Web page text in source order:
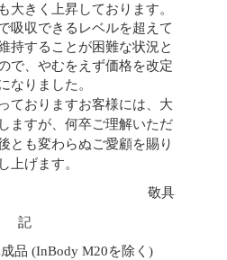
大きく上昇しております。
吸収できるレベルを超えて
持することが困難な状況と
で、やむをえず価格を改定
なりました。
ておりますお客様には、大
ますが、何卒ご理解いただ
とも変わらぬご愛顧を賜り
上げます。
敬具
記
品 (InBody M20を除く)